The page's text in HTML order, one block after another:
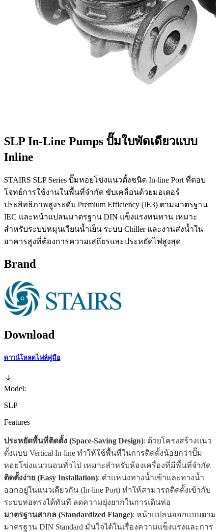
SLP In-Line Pumps ปั๊มใบพัดเดียวแบบ
Inline
STAIRS SLP Series ปั๊มหอยโข่งแนวตั้งชนิด In-line Port ที่ตอบ
โจทย์การใช้งานในพื้นที่จำกัด ขับเคลื่อนด้วยมอเตอร์
ประสิทธิภาพสูงระดับ Premium Efficiency (IE3) ตามมาตรฐาน
IEC และหน้าแปลนมาตรฐาน DIN แข็งแรงทนทาน เหมาะ
สำหรับระบบหมุนเวียนน้ำเย็น ระบบ Chiller และงานส่งน้ำใน
อาคารสูงที่ต้องการความเสถียรและประหยัดไฟสูงสุด
Brand
Download
ดาวน์โหลดไฟล์คู่มือ
Model:
SLP
Features
ประหยัดพื้นที่ติดตั้ง (Space-Saving Design): ด้วยโครงสร้างแนว
ตั้งแบบ Vertical In-line ทำให้ใช้พื้นที่ในการติดตั้งน้อยกว่าปั๊ม
หอยโข่งแนวนอนทั่วไป เหมาะสำหรับห้องเครื่องที่มีพื้นที่จำกัด
ติดตั้งง่าย (Easy Installation): ตำแหน่งทางน้ำเข้าและทางน้ำ
ออกอยู่ในแนวเดียวกัน (In-line Port) ทำให้สามารถติดตั้งเข้ากับ
ระบบท่อตรงได้ทันที ลดความยุ่งยากในการเดินท่อ
มาตรฐานสากล (Standardized Flange): หน้าแปลนออกแบบตาม
มาตรฐาน DIN Standard มั่นใจได้ในเรื่องความแข็งแรงและการ